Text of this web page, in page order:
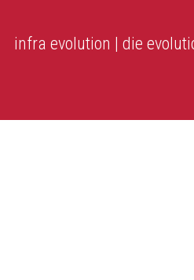
infra evolution | die